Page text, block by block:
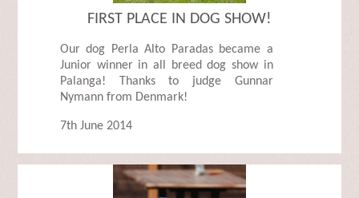
FIRST PLACE IN DOG SHOW!
Our dog Perla Alto Paradas became a
Junior winner in all breed dog show in
Palanga! Thanks to judge Gunnar
Nymann from Denmark!
7th June 2014